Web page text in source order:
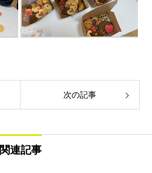
次の記事
関連記事